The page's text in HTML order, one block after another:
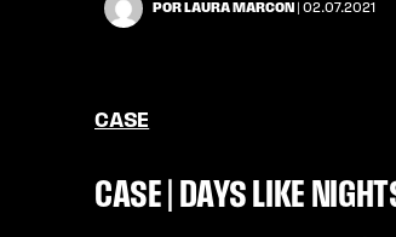
POR LAURA MARCON | 02.07.2021
CASE
CASE | DAYS LIKE